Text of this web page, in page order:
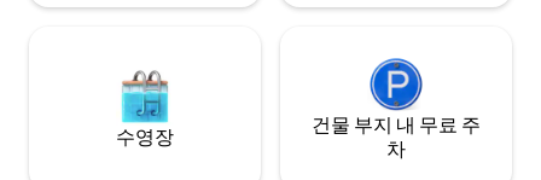
수영장
건물 부지 내 무료 주
차